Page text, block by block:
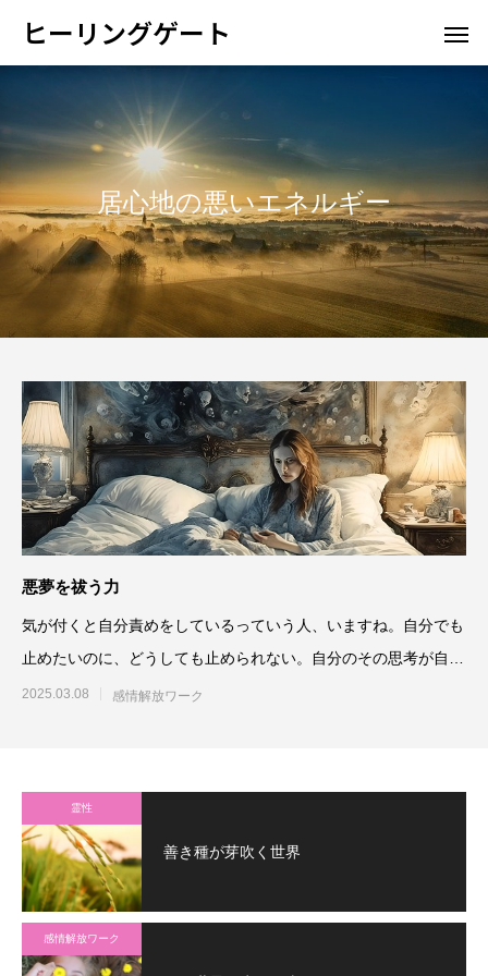
ヒーリングゲート
居心地の悪いエネルギー
悪夢を祓う力
気が付くと自分責めをしているっていう人、いますね。自分でも
止めたいのに、どうしても止められない。自分のその思考が自分
責めである
2025.03.08 感情解放ワーク
霊性
善き種が芽吹く世界
感情解放ワーク